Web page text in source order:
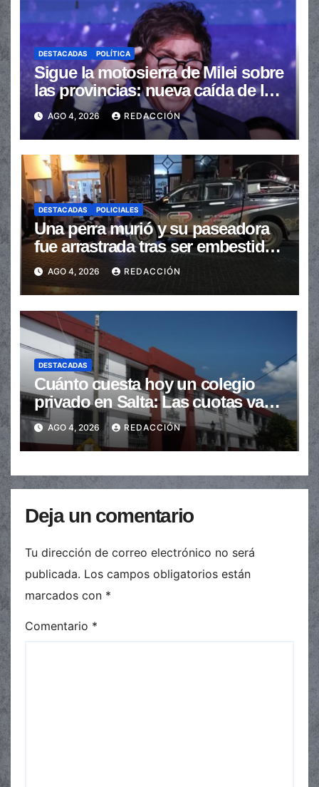
DESTACADAS POLÍTICA
Sigue la motosierra de Milei sobre
las provincias: nueva caída de las
transferencias no automáticas
AGO 4, 2026 REDACCIÓN
DESTACADAS POLICIALES
Una perra murió y su paseadora
fue arrastrada tras ser embestidas
en la senda peatonal
AGO 4, 2026 REDACCIÓN
DESTACADAS
Cuánto cuesta hoy un colegio
privado en Salta: Las cuotas van
de $110.000 a más de $600.000
AGO 4, 2026 REDACCIÓN
Deja un comentario
Tu dirección de correo electrónico no será
publicada. Los campos obligatorios están
marcados con *
Comentario *